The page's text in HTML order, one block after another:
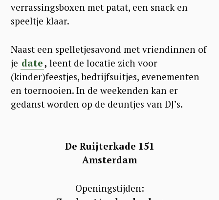
verrassingsboxen met patat, een snack en
speeltje klaar.
Naast een spelletjesavond met vriendinnen of
je date, leent de locatie zich voor
(kinder)feestjes, bedrijfsuitjes, evenementen
en toernooien. In de weekenden kan er
gedanst worden op de deuntjes van DJ’s.
De Ruijterkade 151
Amsterdam
Openingstijden: